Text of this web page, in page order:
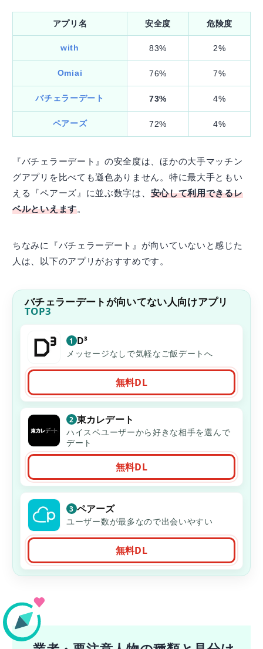
アプリ名 安全度 危険度
with 83% 2%
Omiai 76% 7%
バチェラーデート 73% 4%
ペアーズ 72% 4%
『バチェラーデート』の安全度は、ほかの大手マッチン
グアプリを比べても遜色ありません。特に最大手ともい
える『ペアーズ』に並ぶ数字は、 安心して利用できるレ
ベルといえます。
ちなみに『バチェラーデート』が向いていないと感じた
人は、以下のアプリがおすすめです。
バチェラーデートが向いてない人向けアプリ
TOP3
1 D³
メッセージなしで気軽なご飯デートへ
無料DL
2 東カレデート
ハイスペユーザーから好きな相手を選んで
デート
無料DL
3 ペアーズ
ユーザー数が最多なので出会いやすい
無料DL